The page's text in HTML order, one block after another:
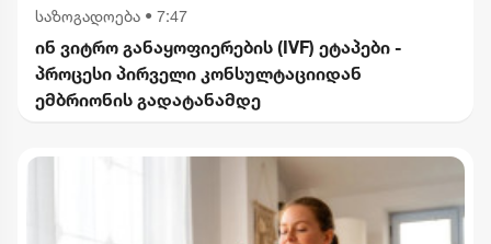
საზოგადოება • 7:47
ინ ვიტრო განაყოფიერების (IVF) ეტაპები -
პროცესი პირველი კონსულტაციიდან
ემბრიონის გადატანამდე